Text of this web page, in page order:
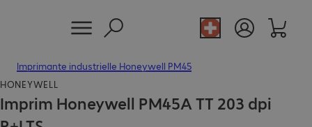
Imprimante industrielle Honeywell PM45
HONEYWELL
Imprim Honeywell PM45A TT 203 dpi